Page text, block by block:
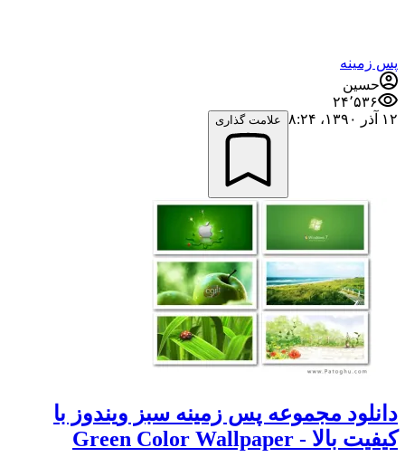
پس زمینه
حسین
۲۴٬۵۳۶
۱۲ آذر ۱۳۹۰،‏ ۸:۲۴
علامت گذاری
دانلود مجموعه پس زمینه سبز ویندوز با
کیفیت بالا - Green Color Wallpaper